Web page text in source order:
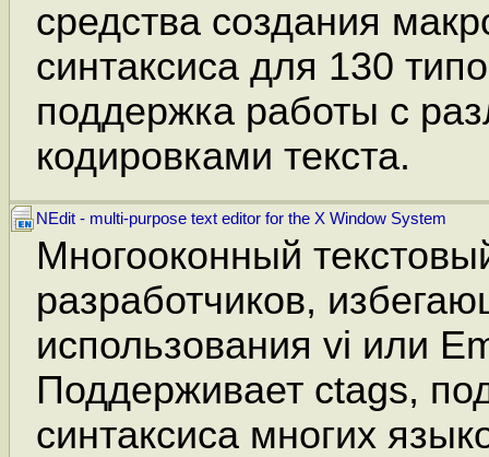
средства создания
синтаксиса для 130
поддержка работы с
кодировками текста.
NEdit - multi-purpose text editor for the X Window System
Многооконный
разработчиков,
использования vi или
Поддерживает ctags,
синтаксиса многих